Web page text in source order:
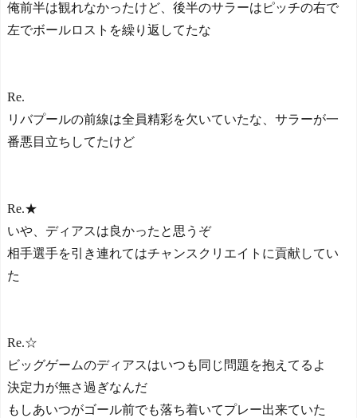
俺前半は観れなかったけど、後半のサラーはピッチの右で
左でボールロストを繰り返してたな
Re.
リバプールの前線は全員精彩を欠いていたな、サラーが一
番悪目立ちしてたけど
Re.★
いや、ディアスは良かったと思うぞ
相手選手を引き連れてはチャンスクリエイトに貢献してい
た
Re.☆
ビッグゲームのディアスはいつも同じ問題を抱えてるよ
決定力が無さ過ぎなんだ
もしあいつがゴール前でも落ち着いてプレー出来ていた